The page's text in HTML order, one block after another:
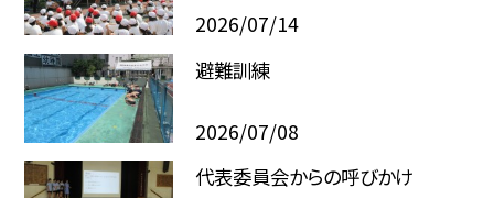
2026/07/14
避難訓練
2026/07/08
代表委員会からの呼びかけ